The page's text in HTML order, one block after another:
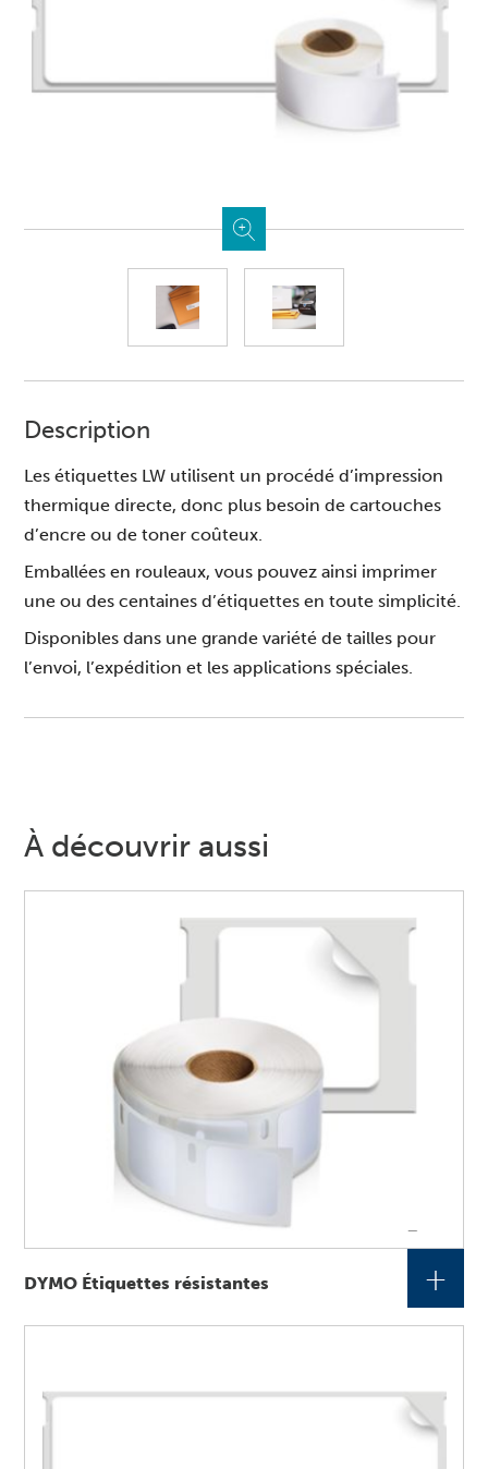
Description
Les étiquettes LW utilisent un procédé d’impression
thermique directe, donc plus besoin de cartouches
d’encre ou de toner coûteux.
Emballées en rouleaux, vous pouvez ainsi imprimer
une ou des centaines d’étiquettes en toute simplicité.
Disponibles dans une grande variété de tailles pour
l’envoi, l’expédition et les applications spéciales.
À découvrir aussi
DYMO Étiquettes résistantes +